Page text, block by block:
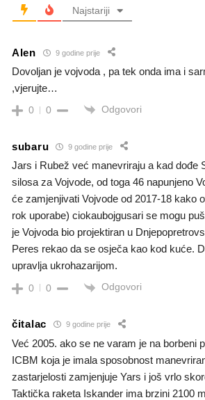
Najstariji
Alen 9 godine prije
Dovoljan je vojvoda , pa tek onda ima i
,vjerujte…
0 0 Odgovori
subaru 9 godine prije
Jars i Rubež već manevriraju a kad dođe
silosa za Vojvode, od toga 46 napunjeno
će zamjenjivati Vojvode od 2017-18 kako
rok uporabe) ciokaubojgusari se mogu
je Vojvoda bio projektiran u
Peres rekao da se osječa kao kod kuće.
upravlja ukrohazarijom.
0 0 Odgovori
čitalac 9 godine prije
Već 2005. ako se ne varam je na borbeni
ICBM koja je imala sposobnost
zastarjelosti zamjenjuje Yars i još vrlo
Taktička raketa Iskander ima brzini 2100